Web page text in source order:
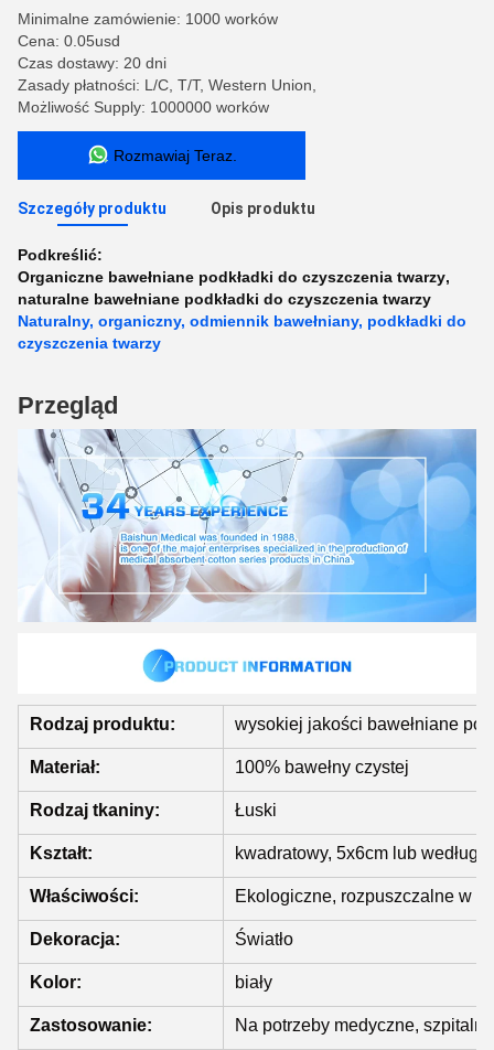
Minimalne zamówienie: 1000 worków
Cena: 0.05usd
Czas dostawy: 20 dni
Zasady płatności: L/C, T/T, Western Union,
Możliwość Supply: 1000000 worków
Rozmawiaj Teraz.
Szczegóły produktu Opis produktu
Podkreślić:
Organiczne bawełniane podkładki do czyszczenia twarzy,
naturalne bawełniane podkładki do czyszczenia twarzy
Naturalny, organiczny, odmiennik bawełniany, podkładki do
czyszczenia twarzy
Przegląd
Rodzaj produktu: wysokiej jakości bawełniane
Materiał: 100% bawełny czystej
Rodzaj tkaniny: Łuski
Kształt: kwadratowy, 5x6cm lub według
Właściwości: Ekologiczne, rozpuszczalne w
Dekoracja: Światło
Kolor: biały
Zastosowanie: Na potrzeby medyczne,